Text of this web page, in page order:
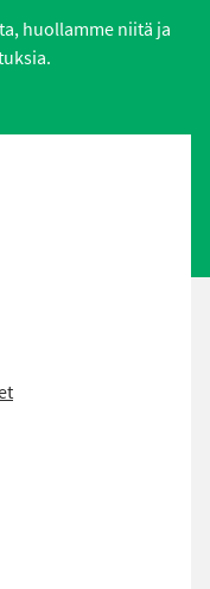
huollamme niitä ja